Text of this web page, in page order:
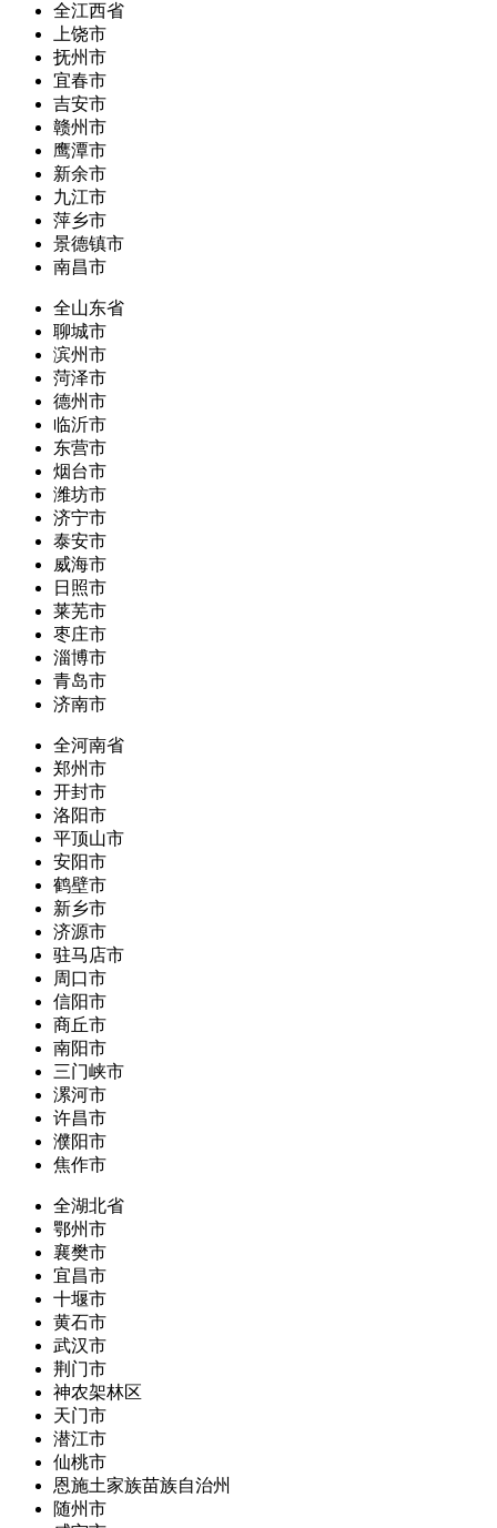
全江西省
上饶市
抚州市
宜春市
吉安市
赣州市
鹰潭市
新余市
九江市
萍乡市
景德镇市
南昌市
全山东省
聊城市
滨州市
菏泽市
德州市
临沂市
东营市
烟台市
潍坊市
济宁市
泰安市
威海市
日照市
莱芜市
枣庄市
淄博市
青岛市
济南市
全河南省
郑州市
开封市
洛阳市
平顶山市
安阳市
鹤壁市
新乡市
济源市
驻马店市
周口市
信阳市
商丘市
南阳市
三门峡市
漯河市
许昌市
濮阳市
焦作市
全湖北省
鄂州市
襄樊市
宜昌市
十堰市
黄石市
武汉市
荆门市
神农架林区
天门市
潜江市
仙桃市
恩施土家族苗族自治州
随州市